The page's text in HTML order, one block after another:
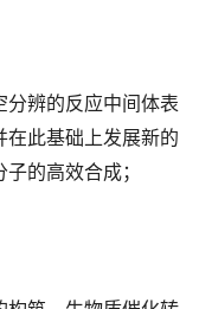
分辨的反应中间体表
在此基础上发展新的
的高效合成；